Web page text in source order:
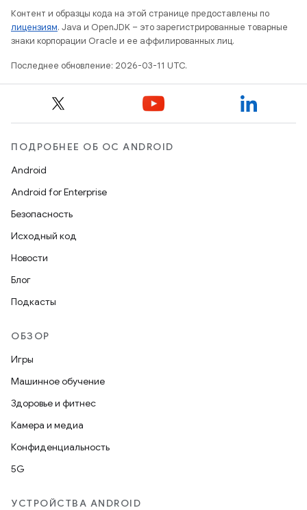
Контент и образцы кода на этой странице предоставлены по
лицензиям. Java и OpenJDK – это зарегистрированные товарные
знаки корпорации Oracle и ее аффилированных лиц.
Последнее обновление: 2026-03-11 UTC.
ПОДРОБНЕЕ ОБ ОС ANDROID
Android
Android for Enterprise
Безопасность
Исходный код
Новости
Блог
Подкасты
ОБЗОР
Игры
Машинное обучение
Здоровье и фитнес
Камера и медиа
Конфиденциальность
5G
УСТРОЙСТВА ANDROID